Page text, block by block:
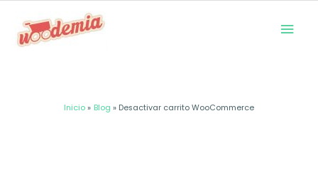
Inicio Blog Desactivar carrito WooCommerce